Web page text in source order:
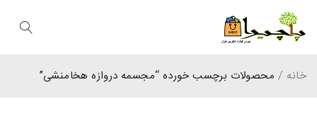
خانه / محصولات برچسب خورده “مجسمه دروازه هخامنشی”